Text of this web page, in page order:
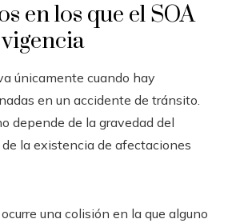
en los que el SOA
únicamente cuando hay
en un accidente de tránsito.
depende de la gravedad del
la existencia de afectaciones
una colisión en la que alguno